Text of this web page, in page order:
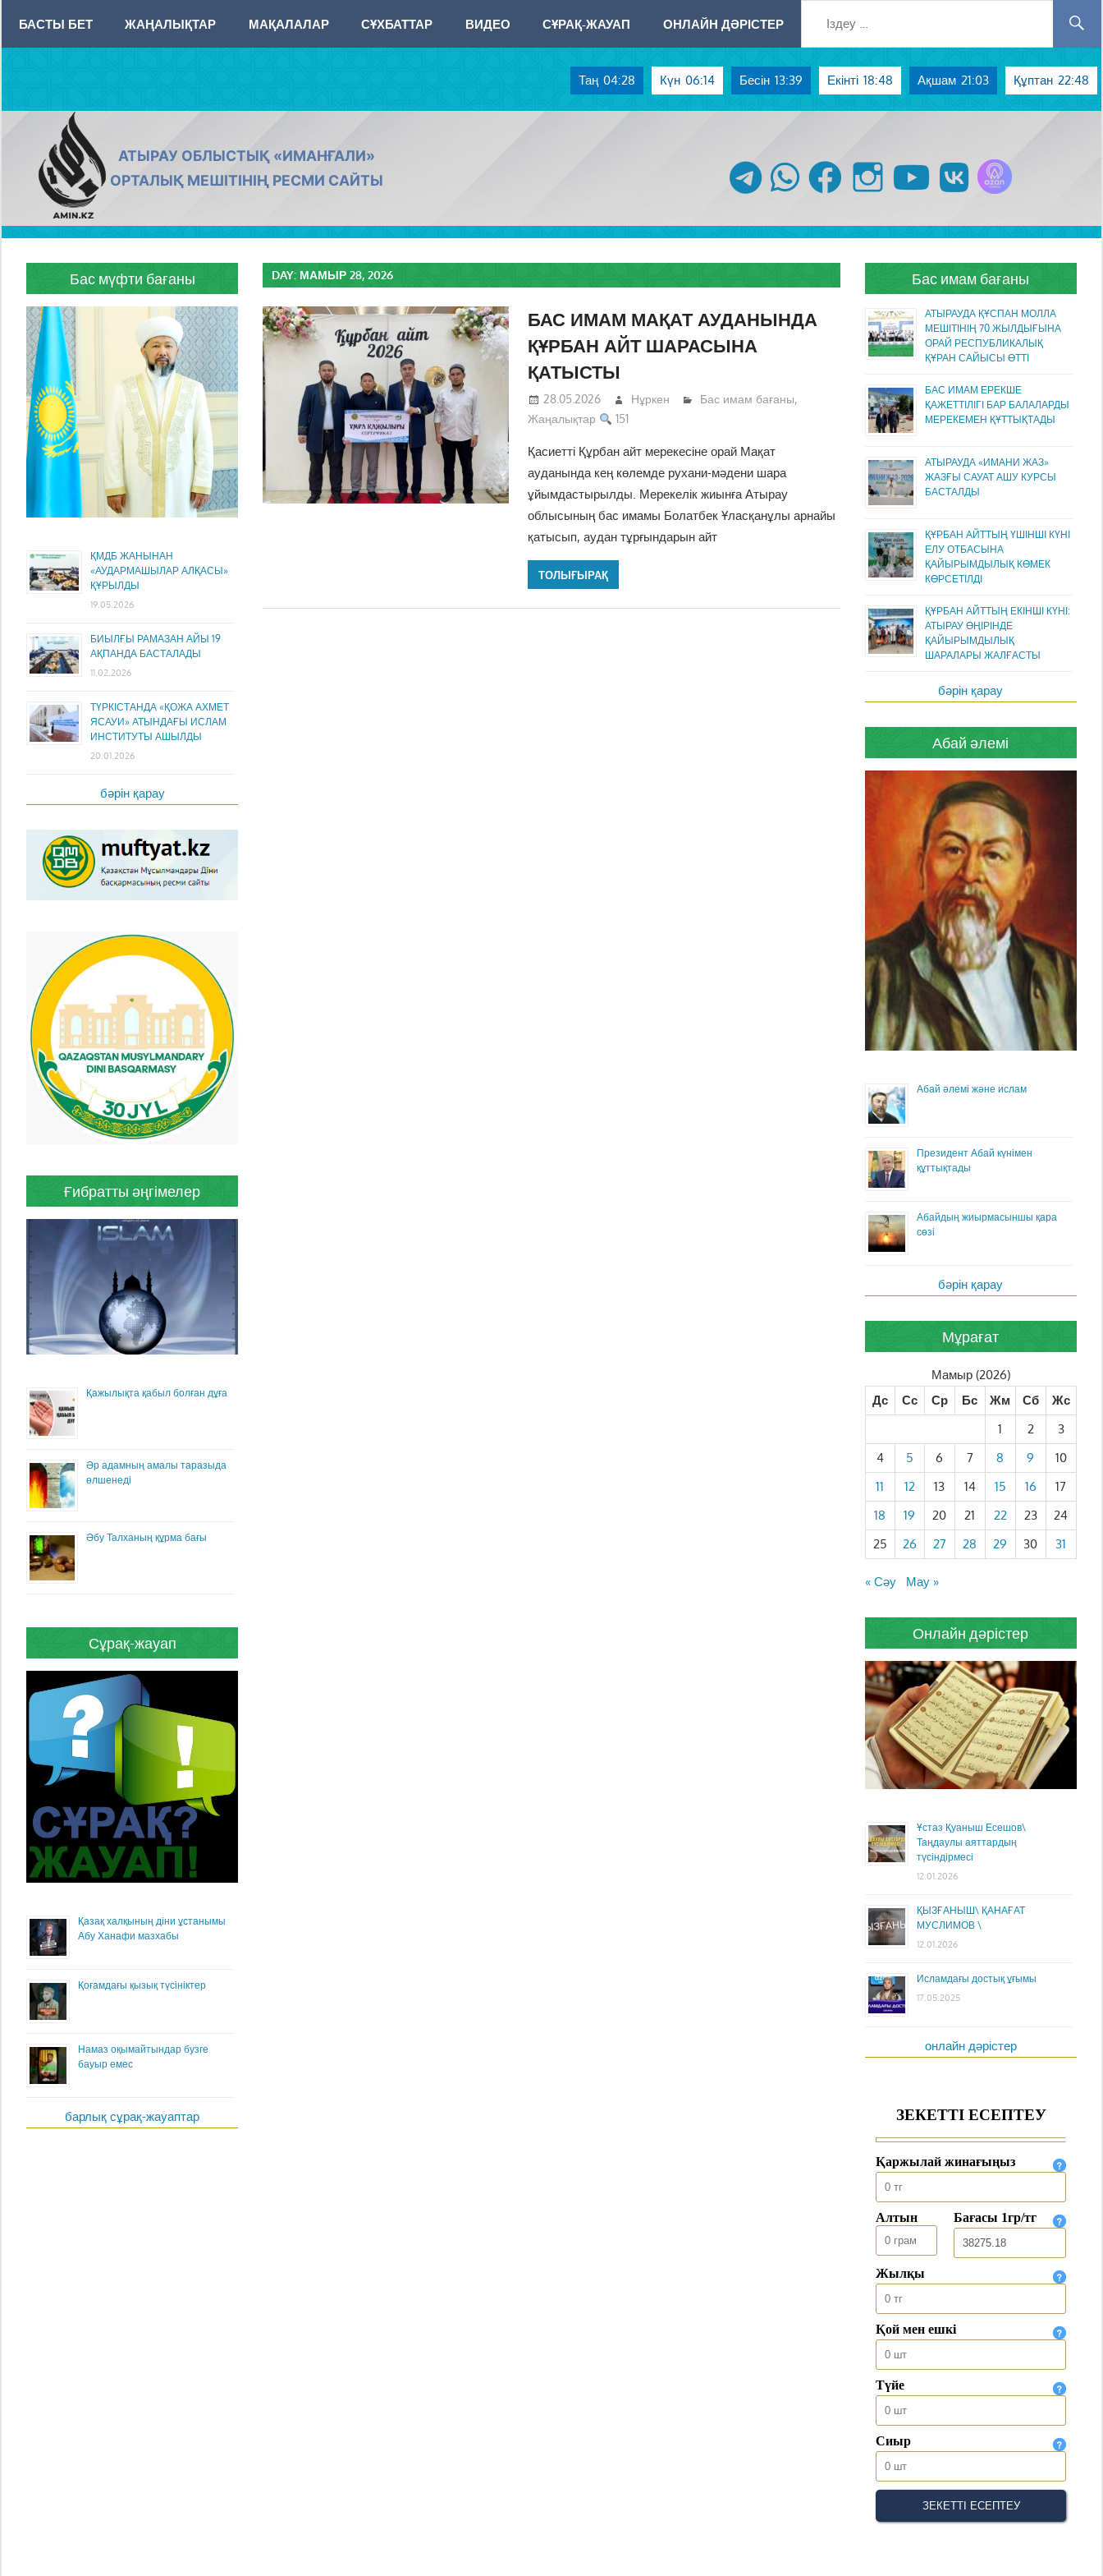
content
БАСТЫ БЕТ ЖАҢАЛЫҚТАР МАҚАЛАЛАР СҰХБАТТАР ВИДЕО СҰРАҚ-ЖАУАП ОНЛАЙН ДӘРІСТЕР
Таң 04:28 Күн 06:14 Бесін 13:39 Екінті 18:48 Ақшам 21:03 Құптан 22:48
AMIN.KZ
АТЫРАУ ОБЛЫСТЫҚ «ИМАНҒАЛИ»
ОРТАЛЫҚ МЕШІТІНІҢ РЕСМИ САЙТЫ
telegram whatsapp facebook instagram youtubevk
DAY: МАМЫР 28, 2026
БАС ИМАМ МАҚАТ АУДАНЫНДА
ҚҰРБАН АЙТ ШАРАСЫНА
ҚАТЫСТЫ
28.05.2026 Нұркен Бас имам бағаны,
Жаңалықтар
151
Қасиетті Құрбан айт мерекесіне орай Мақат
ауданында кең көлемде рухани-мәдени шара
ұйымдастырылды. Мерекелік жиынға Атырау
облысының бас имамы Болатбек Ұласқанұлы арнайы
қатысып, аудан тұрғындарын айт
ТОЛЫҒЫРАҚ
Бас мүфти бағаны
ҚМДБ ЖАНЫНАН
«АУДАРМАШЫЛАР АЛҚАСЫ»
ҚҰРЫЛДЫ
19.05.2026
БИЫЛҒЫ РАМАЗАН АЙЫ 19
АҚПАНДА БАСТАЛАДЫ
11.02.2026
ТҮРКІСТАНДА «ҚОЖА АХМЕТ
ЯСАУИ» АТЫНДАҒЫ ИСЛАМ
ИНСТИТУТЫ АШЫЛДЫ
20.01.2026
бәрін қарау
Ғибратты әңгімелер
Қажылықта қабыл болған дұға
Әр адамның амалы таразыда
өлшенеді
Әбу Талханың құрма бағы
Сұрақ-жауап
Қазақ халқының діни ұстанымы
Абу Ханафи мазхабы
Қоғамдағы қызық түсініктер
Намаз оқымайтындар бузге
бауыр емес
барлық сұрақ-жауаптар
Бас имам бағаны
АТЫРАУДА ҚҰСПАН МОЛЛА
МЕШІТІНІҢ 70 ЖЫЛДЫҒЫНА
ОРАЙ РЕСПУБЛИКАЛЫҚ
ҚҰРАН САЙЫСЫ ӨТТІ
БАС ИМАМ ЕРЕКШЕ
ҚАЖЕТТІЛІГІ БАР БАЛАЛАРДЫ
МЕРЕКЕМЕН ҚҰТТЫҚТАДЫ
АТЫРАУДА «ИМАНИ ЖАЗ»
ЖАЗҒЫ САУАТ АШУ КУРСЫ
БАСТАЛДЫ
ҚҰРБАН АЙТТЫҢ ҮШІНШІ КҮНІ
ЕЛУ ОТБАСЫНА
ҚАЙЫРЫМДЫЛЫҚ КӨМЕК
КӨРСЕТІЛДІ
ҚҰРБАН АЙТТЫҢ ЕКІНШІ КҮНІ:
АТЫРАУ ӨҢІРІНДЕ
ҚАЙЫРЫМДЫЛЫҚ
ШАРАЛАРЫ ЖАЛҒАСТЫ
бәрін қарау
Абай әлемі
Абай әлемі және ислам
Президент Абай күнімен
құттықтады
Абайдың жиырмасыншы қара
сөзі
бәрін қарау
Мұрағат
Мамыр (2026)
Дс
Сс Ср Бс Жм Сб
Жс
1
2
3
4
5 6 7 8 9
10
11
12 13 14 15 16
17
18
19 20 21 22 23
24
25
26 27 28 29 30 31
« Сәу Мау »
Онлайн дәрістер
Ұстаз Қуаныш Есешов\
Таңдаулы аяттардың
түсіндірмесі
12.01.2026
ҚЫЗҒАНЫШ\ ҚАНАҒАТ
МУСЛИМОВ \
12.01.2026
Исламдағы достық ұғымы
17.05.2025
онлайн дәрістер